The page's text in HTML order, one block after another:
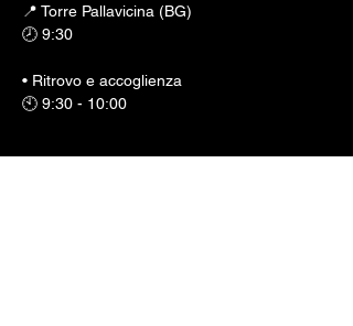
📍 Torre Pallavicina (BG)
🕗 9:30
• Ritrovo e accoglienza
🕙 9:30 - 10:00
Mostra di più